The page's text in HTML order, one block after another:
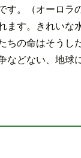
す。（オーロラ
ます。きれいな
ちの命はそうし
などない、地球